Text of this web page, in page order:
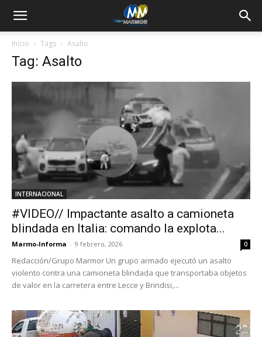
Inicio Tags Asalto
Tag: Asalto
INTERNACIONAL
#VIDEO// Impactante asalto a camioneta
blindada en Italia: comando la explota...
Marmo-Informa - 9 febrero, 2026 0
Redacción/Grupo Marmor Un grupo armado ejecutó un asalto
violento contra una camioneta blindada que transportaba objetos
de valor en la carretera entre Lecce y Brindisi,...